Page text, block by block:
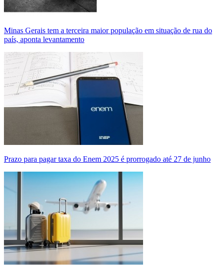
Minas Gerais tem a terceira maior população em situação de rua do
país, aponta levantamento
Prazo para pagar taxa do Enem 2025 é prorrogado até 27 de junho